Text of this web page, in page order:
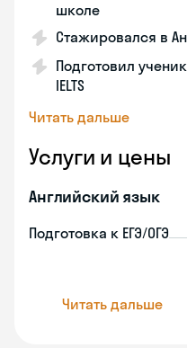
школе
Стажировался в
Подготовил
IELTS
Читать дальше
Услуги и цены
Английский язык
Подготовка к ЕГЭ/ОГЭ
Читать дальше